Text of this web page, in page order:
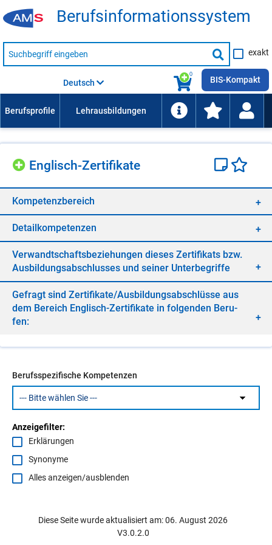
Be­rufs­in­for­ma­ti­ons­sys­tem
Suche
nach
Suche
starten
exakt
0
Deutsch BIS-Kompakt
Eng­lisch-Zer­ti­fi­ka­te
Kom­pe­tenz­be­reich
De­tail­kom­pe­ten­zen
Ver­wandt­schafts­be­zie­hun­gen die­ses Zer­ti­fi­kats bzw.
Aus­bil­dungs­ab­schlus­ses und sei­ner Un­ter­be­grif­fe
Ge­fragt sind Zer­ti­fi­ka­te/​Aus­bil­dungs­ab­schlüs­se aus
dem Be­reich Eng­lisch-Zer­ti­fi­ka­te in fol­gen­den Be­ru­
fen:
Berufsspezifische Kompetenzen
Anzeigefilter:
Erklärungen
Synonyme
Alles anzeigen/ausblenden
Diese Seite wurde aktualisiert am: 06. August 2026
V3.0.2.0